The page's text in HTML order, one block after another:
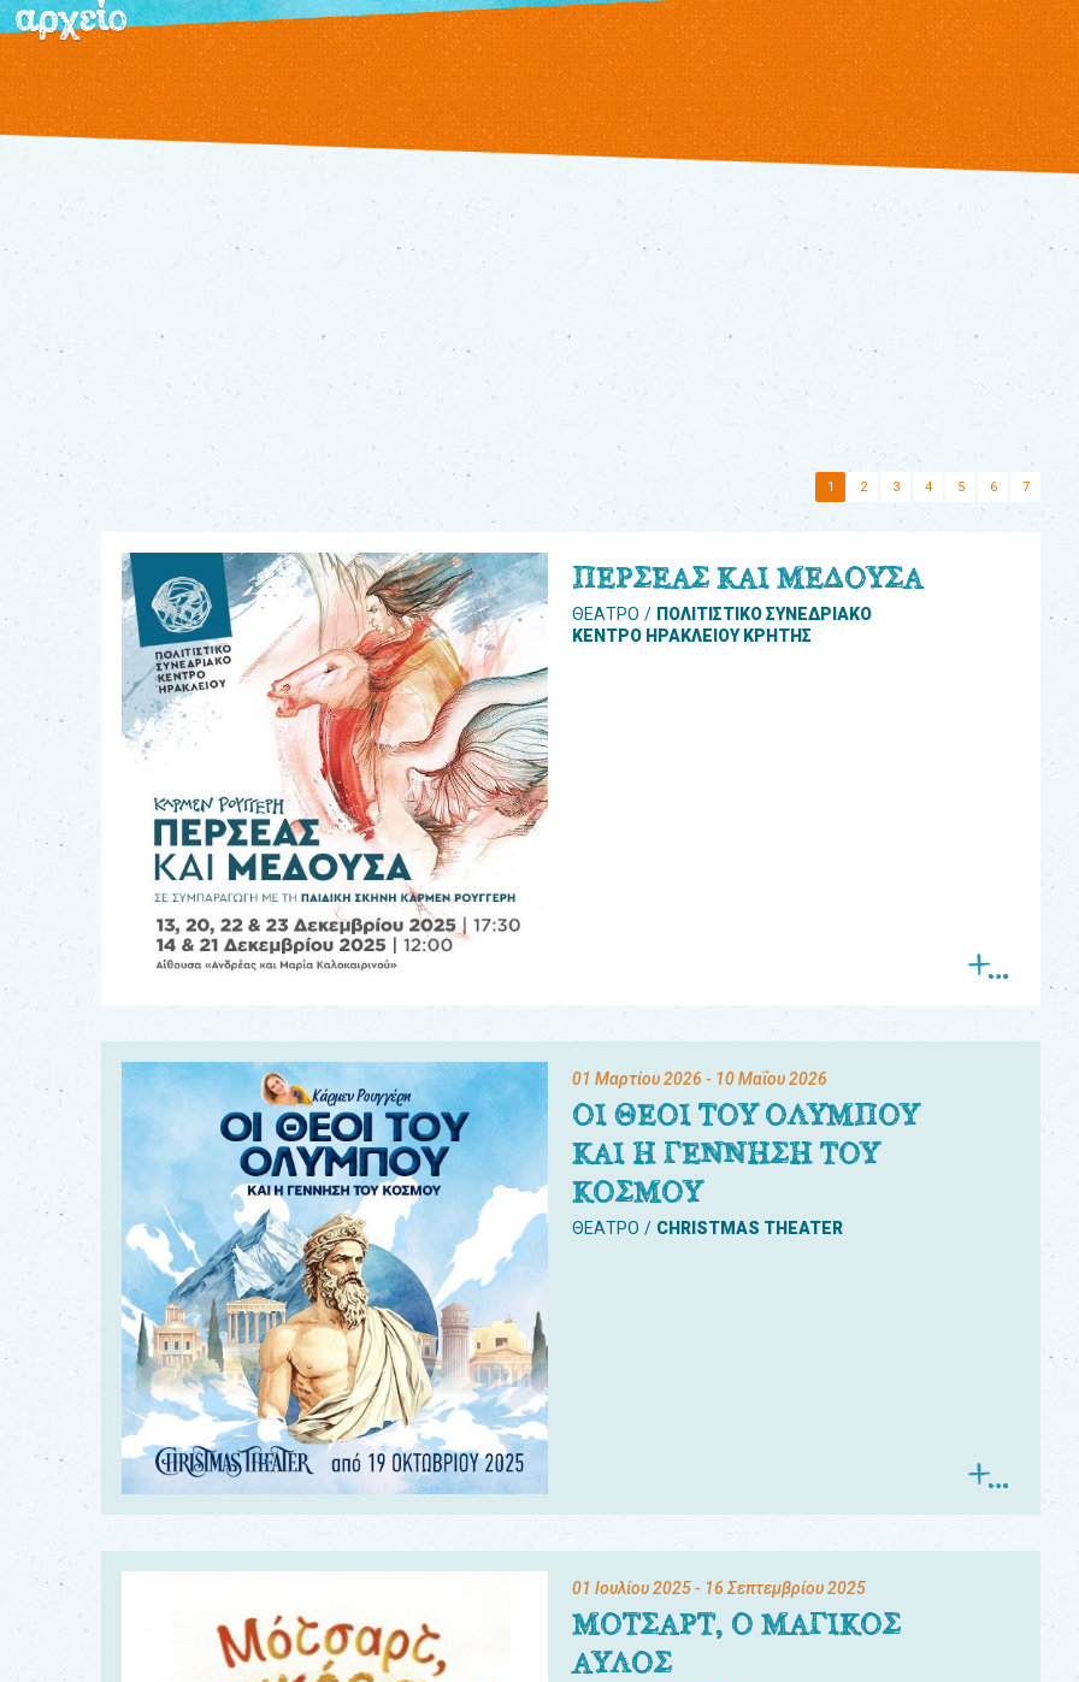
αρχείο
1 2 3 4 5 6 7
ΠΕΡΣΕΑΣ ΚΑΙ ΜΕΔΟΥΣΑ
ΘΕΑΤΡΟ
ΠΟΛΙΤΙΣΤΙΚΟ ΣΥΝΕΔΡΙΑΚΟ
ΚΕΝΤΡΟ ΗΡΑΚΛΕΙΟΥ ΚΡΗΤΗΣ
01 Μαρτίου 2026 - 10 Μαΐου 2026
ΟΙ ΘΕΟΙ ΤΟΥ ΟΛΥΜΠΟΥ
ΚΑΙ Η ΓΕΝΝΗΣΗ ΤΟΥ
ΚΟΣΜΟΥ
ΘΕΑΤΡΟ CHRISTMAS THEATER
01 Ιουλίου 2025- 16 Σεπτεμβρίου 2025
ΜΟΤΣΑΡΤ, Ο ΜΑΓΙΚΟΣ
ΑΥΛΟΣ